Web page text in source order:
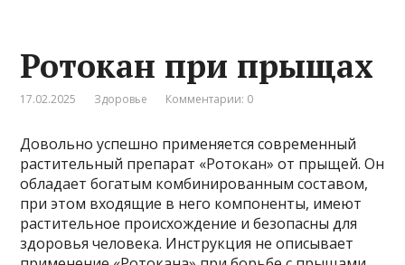
Ротокан при прыщах
17.02.2025 Здоровье Комментарии: 0
Довольно успешно применяется современный
растительный препарат «Ротокан» от прыщей. Он
обладает богатым комбинированным составом,
при этом входящие в него компоненты, имеют
растительное происхождение и безопасны для
здоровья человека. Инструкция не описывает